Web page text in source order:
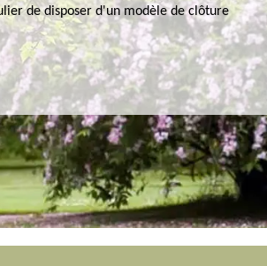
de disposer d'un modèle de clôture